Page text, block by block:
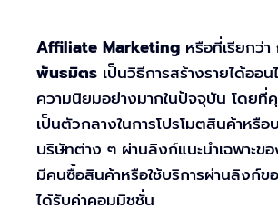
Affiliate Marketing หรือที่เรียกว่า
พันธมิตร เป็นวิธีการสร้างรายได้ออ
ความนิยมอย่างมากในปัจจุบัน โดยที่
เป็นตัวกลางในการโปรโมตสินค้าหรือ
บริษัทต่าง ๆ ผ่านลิงก์แนะนำเฉพาะข
มีคนซื้อสินค้าหรือใช้บริการผ่านลิงก์
ได้รับค่าคอมมิชชั่น